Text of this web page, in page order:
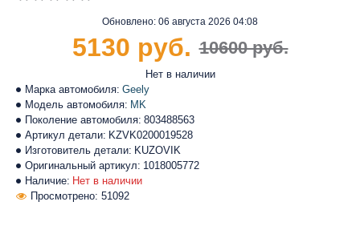
Наличие: Нет в наличии
Марка автомобиля: Geely
Модель автомобиля: MK
Поколение автомобиля: 803488563
Артикул детали: KZVK0200019528
Изготовитель детали: KUZOVIK
Оригинальный артикул: 1018005772
Просмотрено: 51092
Обновлено: 06 августа 2026 04:08
Нет в наличии
10600 руб.
5130 руб.